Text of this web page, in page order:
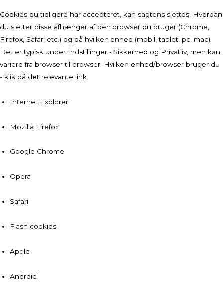
Cookies du tidligere har accepteret, kan sagtens slettes. Hvordan
du sletter disse afhænger af den browser du bruger (Chrome,
Firefox, Safari etc.) og på hvilken enhed (mobil, tablet, pc, mac).
Det er typisk under Indstillinger - Sikkerhed og Privatliv, men kan
variere fra browser til browser. Hvilken enhed/browser bruger du
- klik på det relevante link:
Internet Explorer
Mozilla Firefox
Google Chrome
Opera
Safari
Flash cookies
Apple
Android